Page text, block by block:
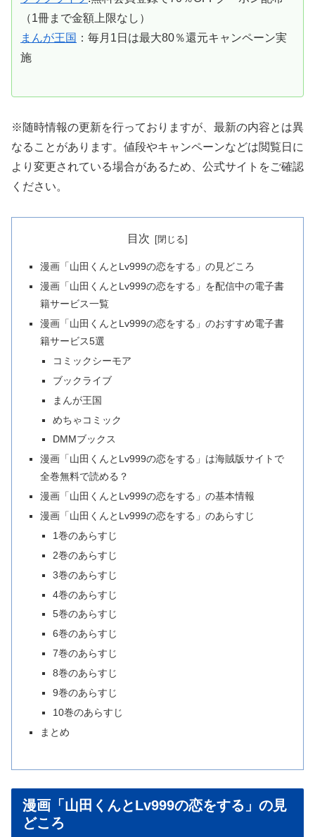
（1冊まで金額上限なし）
まんが王国 ：毎月1日は最大80％還元キャンペーン実
施
※随時情報の更新を行っておりますが、最新の内容とは異
なることがあります。値段やキャンペーンなどは閲覧日に
より変更されている場合があるため、公式サイトをご確認
ください。
目次
漫画「山田くんとLv999の恋をする」の見どころ
漫画「山田くんとLv999の恋をする」を配信中の電子書
籍サービス一覧
漫画「山田くんとLv999の恋をする」のおすすめ電子書
籍サービス5選
コミックシーモア
ブックライブ
まんが王国
めちゃコミック
DMMブックス
漫画「山田くんとLv999の恋をする」は海賊版サイトで
全巻無料で読める？
漫画「山田くんとLv999の恋をする」の基本情報
漫画「山田くんとLv999の恋をする」のあらすじ
1巻のあらすじ
2巻のあらすじ
3巻のあらすじ
4巻のあらすじ
5巻のあらすじ
6巻のあらすじ
7巻のあらすじ
8巻のあらすじ
9巻のあらすじ
10巻のあらすじ
まとめ
漫画「山田くんとLv999の恋をする」の見
どころ